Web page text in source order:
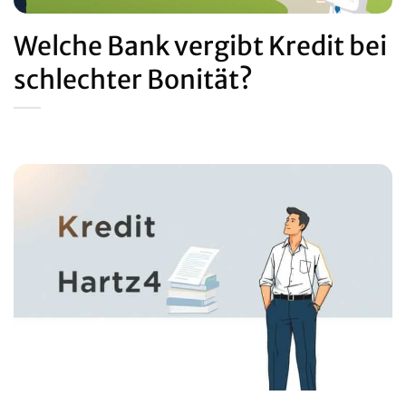
Welche Bank vergibt Kredit bei
schlechter Bonität?